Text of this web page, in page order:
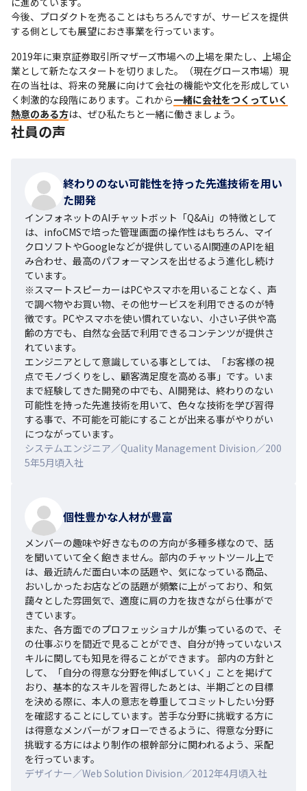
今後、プロダクトを売ることはもちろんですが、サービスを提供
する側としても展望におき事業を行っています。
2019年に東京証券取引所マザーズ市場への上場を果たし、上場企
業として新たなスタートを切りました。（現在グロース市場）現
在の当社は、将来の発展に向けて会社の機能や文化を形成してい
く刺激的な段階にあります。これから一緒に会社をつくっていく
熱意のある方は、ぜひ私たちと一緒に働きましょう。
社員の声
終わりのない可能性を持った先進技術を用い
た開発
インフォネットのAIチャットボット「Q&Ai」の特徴として
は、infoCMSで培った管理画面の操作性はもちろん、マイ
クロソフトやGoogleなどが提供しているAI関連のAPIを組
み合わせ、最高のパフォーマンスを出せるよう進化し続け
ています。
※スマートスピーカーはPCやスマホを用いることなく、声
で調べ物やお買い物、その他サービスを利用できるのが特
徴です。PCやスマホを使い慣れていない、小さい子供や高
齢の方でも、自然な会話で利用できるコンテンツが提供さ
れています。
エンジニアとして意識している事としては、「お客様の視
点でモノづくりをし、顧客満足度を高める事」です。いま
まで経験してきた開発の中でも、AI開発は、終わりのない
可能性を持った先進技術を用いて、色々な技術を学び習得
する事で、不可能を可能にすることが出来る事がやりがい
につながっています。
システムエンジニア／Quality Management Division／200
5年5月頃入社
個性豊かな人材が豊富
メンバーの趣味や好きなものの方向が多種多様なので、話
を聞いていて全く飽きません。部内のチャットツール上で
は、最近読んだ面白い本の話題や、気になっている商品、
おいしかったお店などの話題が頻繁に上がっており、和気
藹々とした雰囲気で、適度に肩の力を抜きながら仕事がで
きています。
また、各方面でのプロフェッショナルが集っているので、そ
の仕事ぶりを間近で見ることができ、自分が持っていないス
キルに関しても知見を得ることができます。 部内の方針と
して、「自分の得意な分野を伸ばしていく」ことを掲げて
おり、基本的なスキルを習得したあとは、半期ごとの目標
を決める際に、本人の意志を尊重してコミットしたい分野
を確認することにしています。苦手な分野に挑戦する方に
は得意なメンバーがフォローできるように、得意な分野に
挑戦する方にはより制作の根幹部分に関われるよう、采配
を行っています。
デザイナー／Web Solution Division／2012年4月頃入社